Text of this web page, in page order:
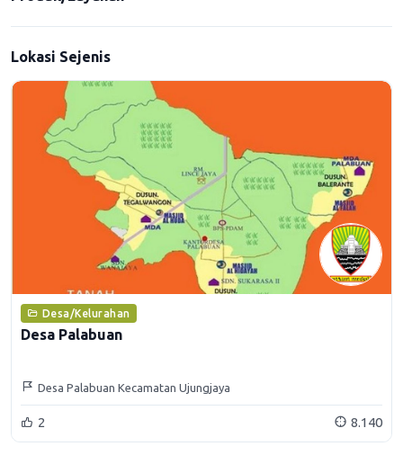
Lokasi Sejenis
Desa/Kelurahan
Desa Palabuan
Desa Palabuan Kecamatan Ujungjaya
2 8.140